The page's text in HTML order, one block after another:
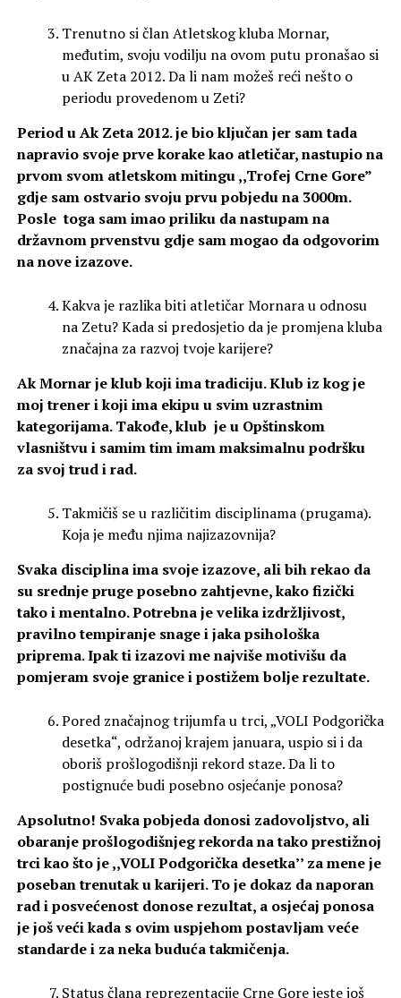
Trenutno si član Atletskog kluba Mornar,
međutim, svoju vodilju na ovom putu pronašao si
u AK Zeta 2012. Da li nam možeš reći nešto o
periodu provedenom u Zeti?
Period u Ak Zeta 2012. je bio ključan jer sam tada
napravio svoje prve korake kao atletičar, nastupio na
prvom svom atletskom mitingu ,,Trofej Crne Gore”
gdje sam ostvario svoju prvu pobjedu na 3000m.
Posle toga sam imao priliku da nastupam na
državnom prvenstvu gdje sam mogao da odgovorim
na nove izazove.
Kakva je razlika biti atletičar Mornara u odnosu
na Zetu? Kada si predosjetio da je promjena kluba
značajna za razvoj tvoje karijere?
Ak Mornar je klub koji ima tradiciju. Klub iz kog je
moj trener i koji ima ekipu u svim uzrastnim
kategorijama. Takođe, klub je u Opštinskom
vlasništvu i samim tim imam maksimalnu podršku
za svoj trud i rad.
Takmičiš se u različitim disciplinama (prugama).
Koja je među njima najizazovnija?
Svaka disciplina ima svoje izazove, ali bih rekao da
su srednje pruge posebno zahtjevne, kako fizički
tako i mentalno. Potrebna je velika izdržljivost,
pravilno tempiranje snage i jaka psihološka
priprema. Ipak ti izazovi me najviše motivišu da
pomjeram svoje granice i postižem bolje rezultate.
Pored značajnog trijumfa u trci, „VOLI Podgorička
desetka“, održanoj krajem januara, uspio si i da
oboriš prošlogodišnji rekord staze. Da li to
postignuće budi posebno osjećanje ponosa?
Apsolutno! Svaka pobjeda donosi zadovoljstvo, ali
obaranje prošlogodišnjeg rekorda na tako prestižnoj
trci kao što je ,,VOLI Podgorička desetka’’ za mene je
poseban trenutak u karijeri. To je dokaz da naporan
rad i posvećenost donose rezultat, a osjećaj ponosa
je još veći kada s ovim uspjehom postavljam veće
standarde i za neka buduća takmičenja.
Status člana reprezentacije Crne Gore jeste još